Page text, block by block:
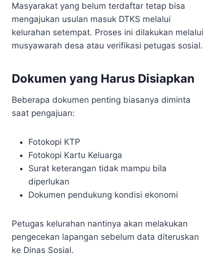
Masyarakat yang belum terdaftar tetap bisa
mengajukan usulan masuk DTKS melalui
kelurahan setempat. Proses ini dilakukan melalui
musyawarah desa atau verifikasi petugas sosial.
Dokumen yang Harus Disiapkan
Beberapa dokumen penting biasanya diminta
saat pengajuan:
Fotokopi KTP
Fotokopi Kartu Keluarga
Surat keterangan tidak mampu bila
diperlukan
Dokumen pendukung kondisi ekonomi
Petugas kelurahan nantinya akan melakukan
pengecekan lapangan sebelum data diteruskan
ke Dinas Sosial.